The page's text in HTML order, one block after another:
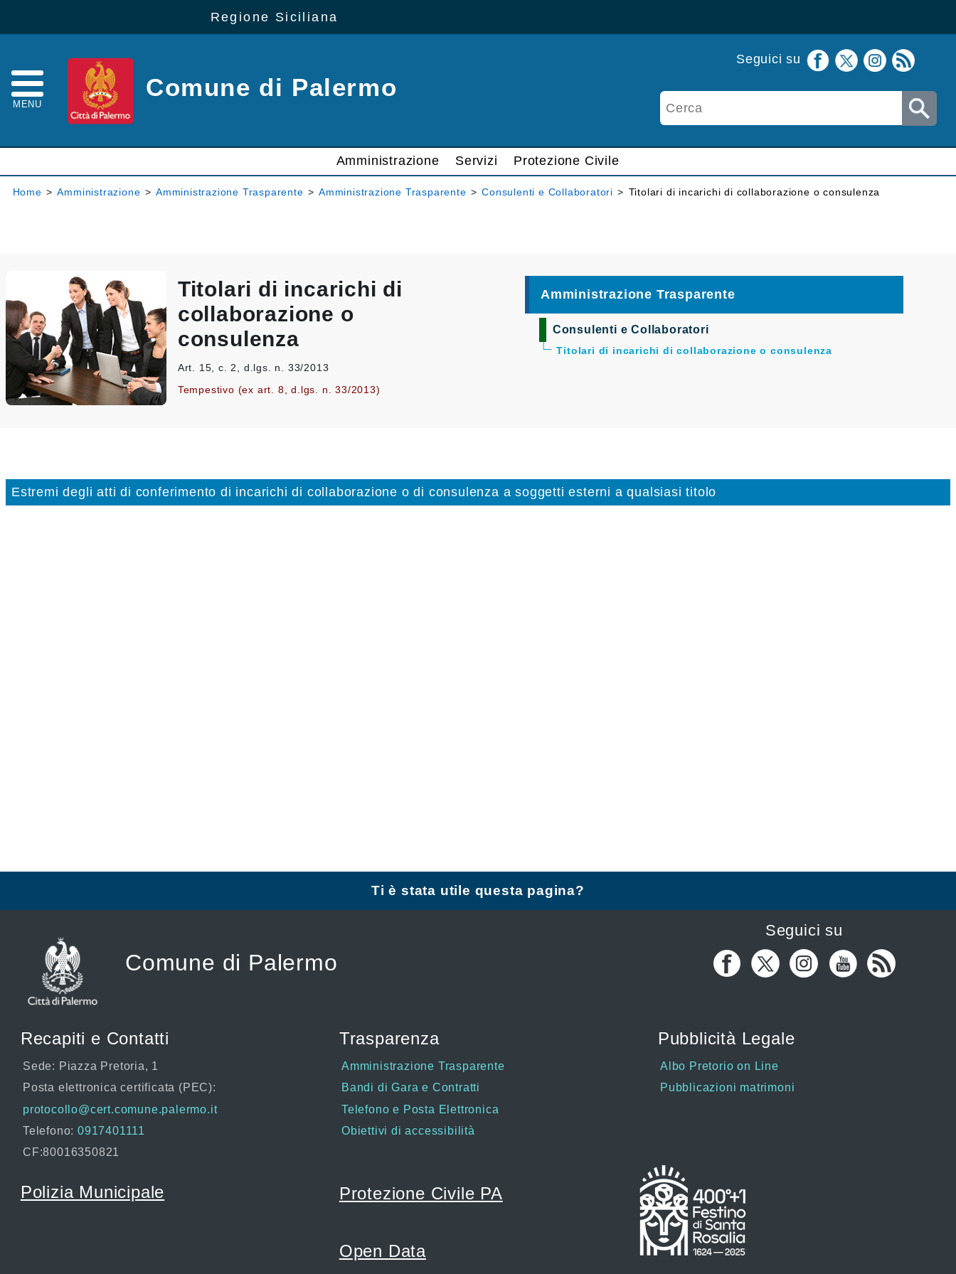
Regione Siciliana
MENU
Comune di Palermo
Seguici su
Amministrazione Servizi Protezione Civile
Home > Amministrazione > Amministrazione Trasparente > Amministrazione Trasparente > Consulenti e Collaboratori > Titolari di incarichi di collaborazione o consulenza
Titolari di incarichi di
collaborazione o
consulenza
Art. 15, c. 2, d.lgs. n. 33/2013
Tempestivo (ex art. 8, d.lgs. n. 33/2013)
Amministrazione Trasparente
Consulenti e Collaboratori
Titolari di incarichi di collaborazione o consulenza
Estremi degli atti di conferimento di incarichi di collaborazione o di consulenza a soggetti esterni a qualsiasi titolo
Ti è stata utile questa pagina?
Comune di Palermo
Recapiti e Contatti
Sede: Piazza Pretoria, 1
Posta elettronica certificata (PEC):
protocollo@cert.comune.palermo.it
Telefono: 0917401111
CF:80016350821
Polizia Municipale
Trasparenza
Amministrazione Trasparente
Bandi di Gara e Contratti
Telefono e Posta Elettronica
Obiettivi di accessibilità
Protezione Civile PA
Open Data
Pubblicità Legale
Albo Pretorio on Line
Pubblicazioni matrimoni
Seguici su